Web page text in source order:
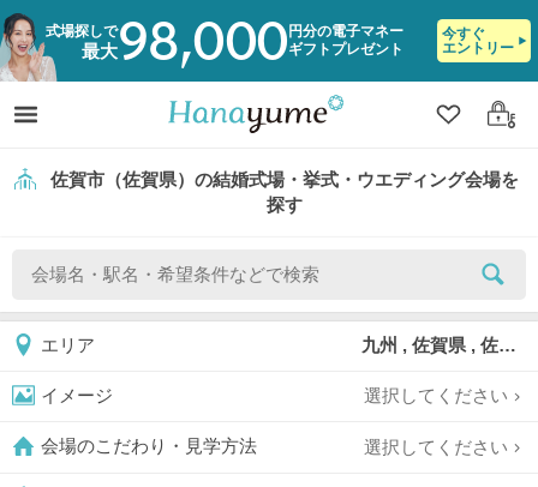
式場探しで
最大98,000 円分の電子マネー
ギフトプレゼント
今すぐ
エントリー
クリップ
ログ
佐賀市（佐賀県）の結婚式場・挙式・ウエディング会場を
探す
エリア 九州 , 佐賀県 , 佐賀市
イメージ 選択してください
会場のこだわり・見学方法 選択してください